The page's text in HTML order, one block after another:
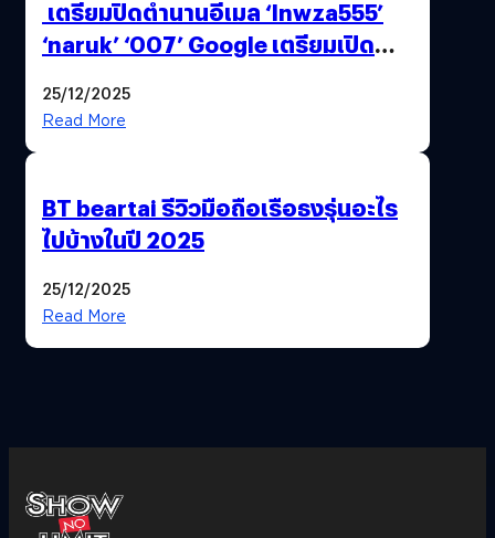
เตรียมปิดตำนานอีเมล ‘lnwza555’
‘naruk’ ‘007’ Google เตรียมเปิด
25/12/2025
Read More
BT beartai รีวิวมือถือเรือธงรุ่นอะไร
ไปบ้างในปี 2025
25/12/2025
Read More